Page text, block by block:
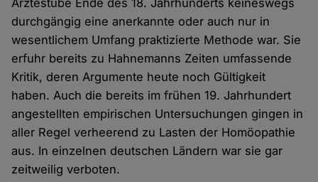
Ärztestube Ende des 18. Jahrhunderts keineswegs
durchgängig eine anerkannte oder auch nur in
wesentlichem Umfang praktizierte Methode war. Sie
erfuhr bereits zu Hahnemanns Zeiten umfassende
Kritik, deren Argumente heute noch Gültigkeit
haben. Auch die bereits im frühen 19. Jahrhundert
angestellten empirischen Untersuchungen gingen in
aller Regel verheerend zu Lasten der Homöopathie
aus. In einzelnen deutschen Ländern war sie gar
zeitweilig verboten.